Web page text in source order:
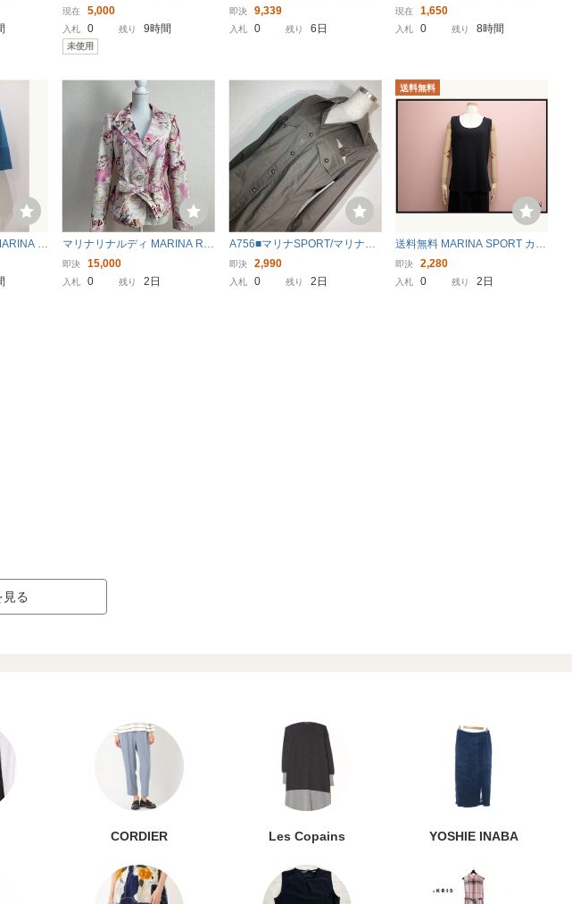
ブラウ
シャ
ルディ MARINA RINALDI シャ
ツ サイズ19 半袖 ブルー系 麻1
00% リネン トップス レディー
ス
現在 5,000
入札 0 残り 9時間
未使用
ィ) ハート 刺繍 ジップアップ
パーカー Y2K レディー 中古 古
即決 9,339
入札 0 残り 6日
スポーツ マリナリナルディ】
長袖ニットカーディガン (レデ
現在 1,650
入札 0 残り 8時間
RI
ー 送
マリナリナルディ MARINA RIN
ALDI スプリングコート 25 イタ
リア製 大きいサイズ 春 美品 さ
即決 15,000
入札 0 残り 2日
A756■マリナSPORT/マリナリ
ナルディ★カーキグリーン/ビ
ジューワッペン★ミリタリーシ
即決 2,990
入札 0 残り 2日
送料無料
送料無料 MARINA SPORT カッ
トソー・M◆マリナリナルディ/
ノースリーブ/レディ―ス/25葉
即決 2,280
入札 0 残り 2日
る
CORDIER Les Copains YOSHIE INABA